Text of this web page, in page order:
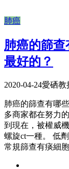
肺癌
肺癌的篩
最好的？
2020-04-24愛硒教
肺癌的篩查有哪
多商家都在努力
到現在，被權威
螺旋ct一種。 低
常規篩查有痰細